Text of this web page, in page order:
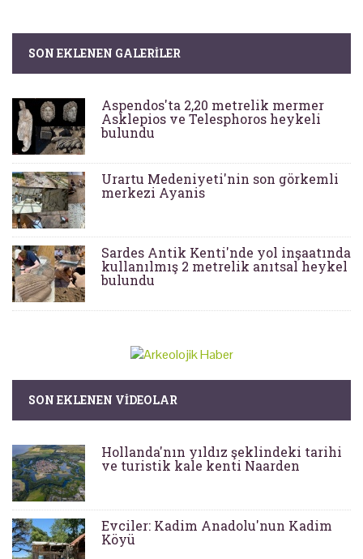
SON EKLENEN GALERILER
Aspendos'ta 2,20 metrelik mermer
Asklepios ve Telesphoros heykeli
bulundu
Urartu Medeniyeti'nin son görkemli
merkezi Ayanis
Sardes Antik Kenti'nde yol inşaatında
kullanılmış 2 metrelik anıtsal heykel
bulundu
SON EKLENEN VIDEOLAR
Hollanda'nın yıldız şeklindeki tarihi
ve turistik kale kenti Naarden
Evciler: Kadim Anadolu'nun Kadim
Köyü